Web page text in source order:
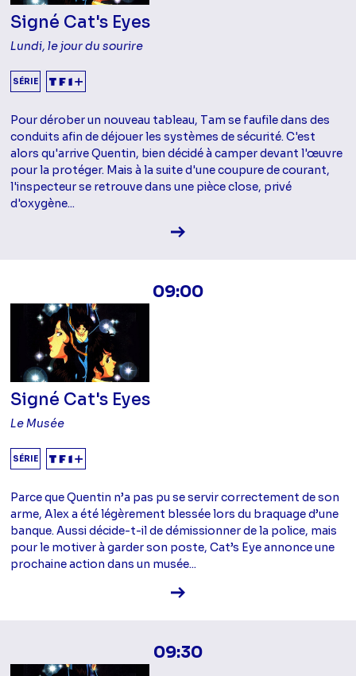
Signé Cat's Eyes
Lundi, le jour du sourire
SÉRIE
Pour dérober un nouveau tableau, Tam se faufile dans des
conduits afin de déjouer les systèmes de sécurité. C'est
alors qu'arrive Quentin, bien décidé à camper devant l'œuvre
pour la protéger. Mais à la suite d'une coupure de courant,
l'inspecteur se retrouve dans une pièce close, privé
d'oxygène...
Voir la fiche diffusion
09:00
Signé Cat's Eyes
Le Musée
SÉRIE
Parce que Quentin n’a pas pu se servir correctement de son
arme, Alex a été légèrement blessée lors du braquage d’une
banque. Aussi décide-t-il de démissionner de la police, mais
pour le motiver à garder son poste, Cat’s Eye annonce une
prochaine action dans un musée...
Voir la fiche diffusion
09:30